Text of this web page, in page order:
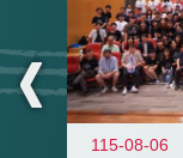
115-08-06